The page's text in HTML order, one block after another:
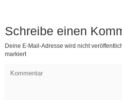
Schreibe einen
Deine E-Mail-Adresse wird nicht
markiert